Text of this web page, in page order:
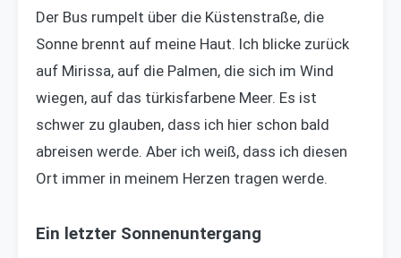
Der Bus rumpelt über die Küstenstraße, die
Sonne brennt auf meine Haut. Ich blicke zurück
auf Mirissa, auf die Palmen, die sich im Wind
wiegen, auf das türkisfarbene Meer. Es ist
schwer zu glauben, dass ich hier schon bald
abreisen werde. Aber ich weiß, dass ich diesen
Ort immer in meinem Herzen tragen werde.
Ein letzter Sonnenuntergang